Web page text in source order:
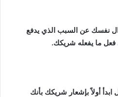
نفسك عن السبب الذي يدفع
فعل ما يفعله شريكك.
أولاً بإشعار شريكك بأنك